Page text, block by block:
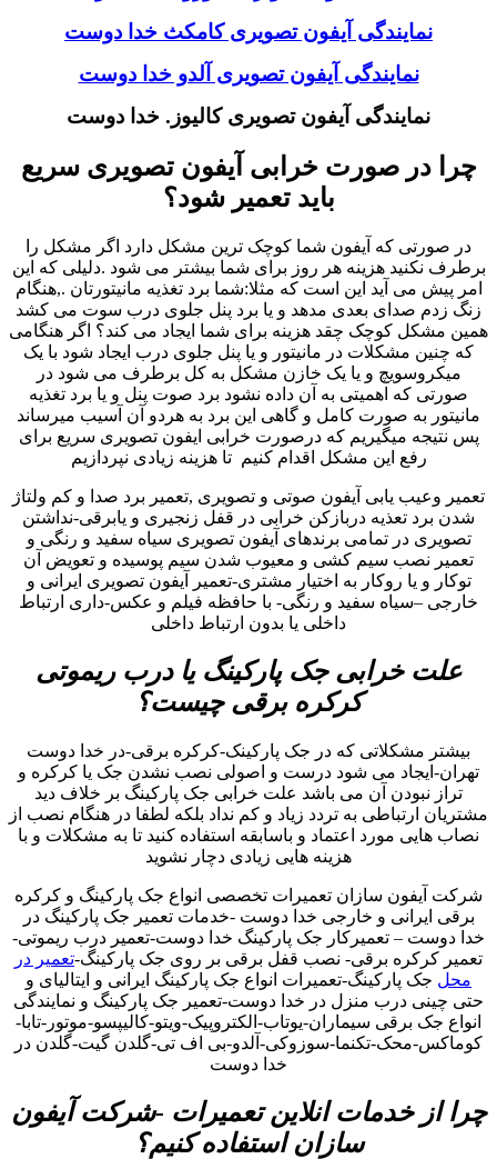
نمایندگی آیفون تصویری کامکث خدا دوست
نمایندگی آیفون تصویری آلدو خدا دوست
نمایندگی آیفون تصویری کالیوز. خدا دوست
چرا در صورت خرابی آیفون تصویری سریع
باید تعمیر شود؟
در صورتی که آیفون شما کوچک ترین مشکل دارد اگر مشکل را
برطرف نکنید هزینه هر روز برای شما بیشتر می شود .دلیلی که این
امر پیش می آید این است که مثلا:شما برد تغذیه مانیتورتان .,هنگام
زنگ زدم صدای بعدی مدهد و یا برد پنل جلوی درب سوت می کشد
همین مشکل کوچک چقد هزینه برای شما ایجاد می کند؟ اگر هنگامی
که چنین مشکلات در مانیتور و یا پنل جلوی درب ایجاد شود با یک
میکروسویچ و یا یک خازن مشکل به کل برطرف می شود در
صورتی که اهمیتی به آن داده نشود برد صوت پنل و یا برد تغذیه
مانیتور به صورت کامل و گاهی این برد به هردو آن آسیب میرساند
پس نتیجه میگیریم که درصورت خرابی ایفون تصویری سریع برای
رفع این مشکل اقدام کنیم تا هزینه زیادی نپردازیم
تعمیر وعیب یابی آیفون صوتی و تصویری ,تعمیر برد صدا و کم ولتاژ
شدن برد تعذیه دربازکن خرابی در قفل زنجیری و یابرقی-نداشتن
تصویری در تمامی برندهای آیفون تصویری سیاه سفید و رنگی و
تعمیر نصب سیم کشی و معیوب شدن سیم پوسیده و تعویض آن
توکار و یا روکار به اختیار مشتری-تعمیر آیفون تصویری ایرانی و
خارجی –سیاه سفید و رنگی- با حافظه فیلم و عکس-داری ارتباط
داخلی یا بدون ارتباط داخلی
علت خرابی جک پارکینگ یا درب ریموتی
کرکره برقی چیست؟
بیشتر مشکلاتی که در جک پارکینک-کرکره برقی-در خدا دوست
تهران-ایجاد می شود درست و اصولی نصب نشدن جک یا کرکره و
تراز نبودن آن می باشد علت خرابی جک پارکینگ بر خلاف دید
مشتریان ارتباطی به تردد زیاد و کم نداد بلکه لطفا در هنگام نصب از
نصاب هایی مورد اعتماد و باسابقه استفاده کنید تا به مشکلات و با
هزینه هایی زیادی دچار نشوید
شرکت آیفون سازان تعمیرات تخصصی انواع جک پارکینگ و کرکره
برقی ایرانی و خارجی خدا دوست -خدمات تعمیر جک پارکینگ در
خدا دوست – تعمیرکار جک پارکینگ خدا دوست-تعمیر درب ریموتی-
تعمیر کرکره برقی- نصب قفل برقی بر روی جک پارکینگ-تعمیر در
محل جک پارکینگ-تعمیرات انواع جک پارکینگ ایرانی و ایتالیای و
حتی چینی درب منزل در خدا دوست-تعمیر جک پارکینگ و نمایندگی
انواع جک برقی سیماران-یوتاب-الکتروپیک-ویتو-کالیپسو-موتور-تابا-
کوماکس-محک-تکنما-سوزوکی-آلدو-بی اف تی-گلدن گیت-گلدن در
خدا دوست
چرا از خدمات انلاین تعمیرات -شرکت آیفون
سازان استفاده کنیم؟